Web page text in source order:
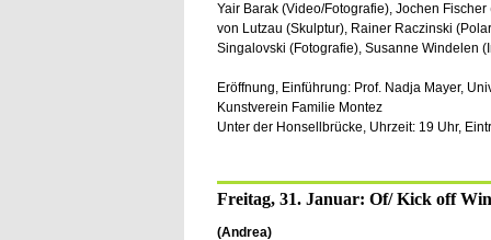
Yair Barak (Video/Fotografie), Jochen
von Lutzau (Skulptur), Rainer Raczinski
Singalovski (Fotografie), Susanne Windelen
Eröffnung, Einführung: Prof. Nadja Mayer,
Kunstverein Familie Montez
Unter der Honsellbrücke, Uhrzeit: 19 Uhr,
Freitag, 31. Januar: Of/ Kick off
(Andrea)